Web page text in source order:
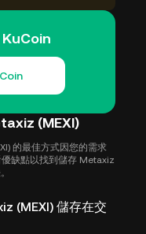
(MEXI)
的最佳方式因您的需求
缺點以找到儲存 Metaxiz
(MEXI) 儲存在交